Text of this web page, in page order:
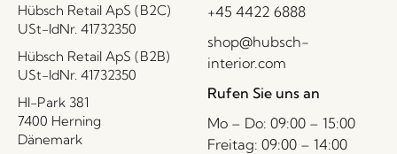
Hübsch Retail ApS (B2C)
USt-IdNr. 41732350
Hübsch Retail ApS (B2B)
USt-IdNr. 41732350
HI-Park 381
7400 Herning
Dänemark
+45 4422 6888
shop@hubsch-
interior.com
Rufen Sie uns an
Mo – Do: 09:00 – 15:00
Freitag: 09:00 – 14:00